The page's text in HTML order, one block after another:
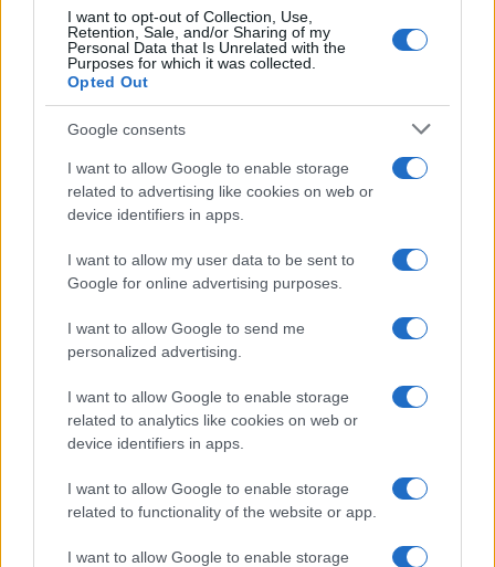
I want to opt-out of Collection, Use,
Retention, Sale, and/or Sharing of my
Personal Data that Is Unrelated with the
Purposes for which it was collected.
Opted Out
Google consents
I want to allow Google to enable storage
related to advertising like cookies on web or
device identifiers in apps.
I want to allow my user data to be sent to
Google for online advertising purposes.
I want to allow Google to send me
personalized advertising.
I want to allow Google to enable storage
related to analytics like cookies on web or
device identifiers in apps.
I want to allow Google to enable storage
related to functionality of the website or app.
I want to allow Google to enable storage
Continua a leggere
LAVORODONNA